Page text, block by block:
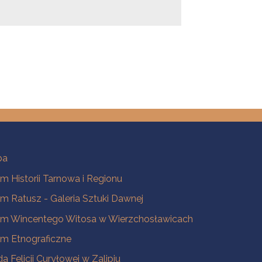
Historii Tarnowa i Regionu
Ratusz - Galeria Sztuki Dawnej
Wincentego Witosa w Wierzchosławicach
Etnograficzne
Felicji Curyłowej w Zalipiu